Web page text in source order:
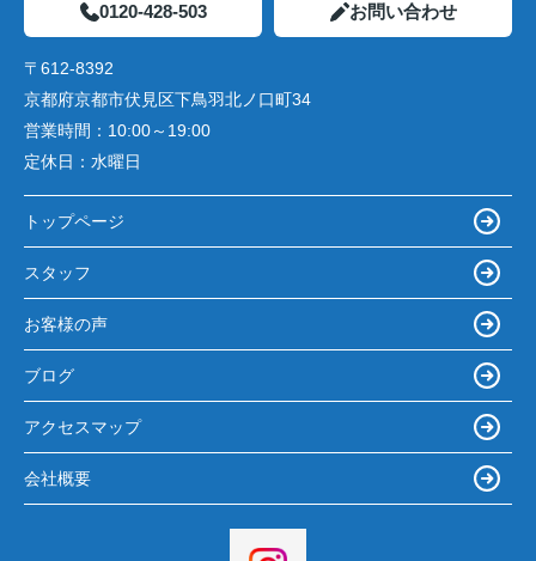
0120-428-503 お問い合わせ
〒612-8392
京都府京都市伏見区下鳥羽北ノ口町34
営業時間： 10:00～19:00
定休日： 水曜日
トップページ
スタッフ
お客様の声
ブログ
アクセスマップ
会社概要